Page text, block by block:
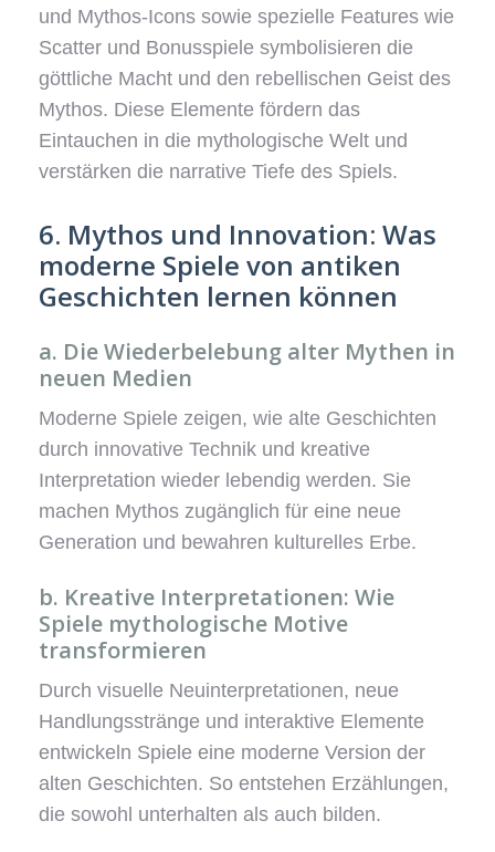
und Mythos-Icons sowie spezielle Features wie
Scatter und Bonusspiele symbolisieren die
göttliche Macht und den rebellischen Geist des
Mythos. Diese Elemente fördern das
Eintauchen in die mythologische Welt und
verstärken die narrative Tiefe des Spiels.
6. Mythos und Innovation: Was
moderne Spiele von antiken
Geschichten lernen können
a. Die Wiederbelebung alter Mythen in
neuen Medien
Moderne Spiele zeigen, wie alte Geschichten
durch innovative Technik und kreative
Interpretation wieder lebendig werden. Sie
machen Mythos zugänglich für eine neue
Generation und bewahren kulturelles Erbe.
b. Kreative Interpretationen: Wie
Spiele mythologische Motive
transformieren
Durch visuelle Neuinterpretationen, neue
Handlungsstränge und interaktive Elemente
entwickeln Spiele eine moderne Version der
alten Geschichten. So entstehen Erzählungen,
die sowohl unterhalten als auch bilden.